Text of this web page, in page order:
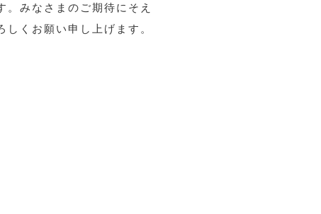
みなさまのご期待にそえ
くお願い申し上げます。